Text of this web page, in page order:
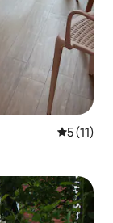
평점 5점
5 (11)